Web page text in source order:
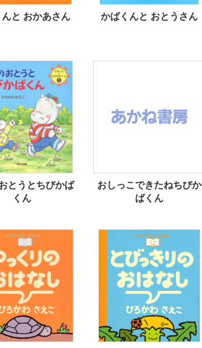
と おかあさん かばくんと おとうさん
とうとちびかば
くん
おしっこできたねちびか
ばくん